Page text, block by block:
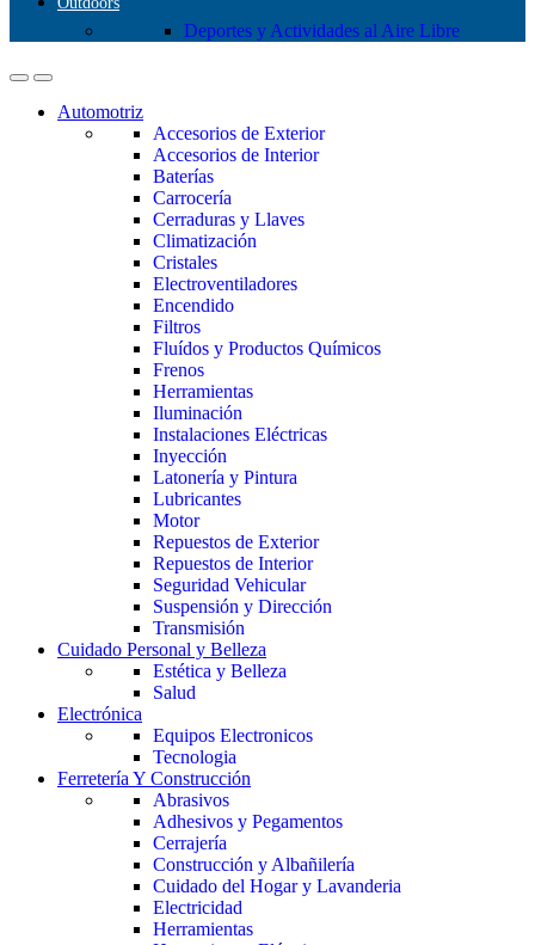
Deportes y Actividades al Aire Libre
Automotriz
Accesorios de Exterior
Accesorios de Interior
Baterías
Carrocería
Cerraduras y Llaves
Climatización
Cristales
Electroventiladores
Encendido
Filtros
Fluídos y Productos Químicos
Frenos
Herramientas
Iluminación
Instalaciones Eléctricas
Inyección
Latonería y Pintura
Lubricantes
Motor
Repuestos de Exterior
Repuestos de Interior
Seguridad Vehicular
Suspensión y Dirección
Transmisión
Cuidado Personal y Belleza
Estética y Belleza
Salud
Electrónica
Equipos Electronicos
Tecnologia
Ferretería Y Construcción
Abrasivos
Adhesivos y Pegamentos
Cerrajería
Construcción y Albañilería
Cuidado del Hogar y Lavanderia
Electricidad
Herramientas